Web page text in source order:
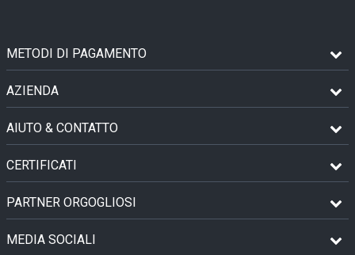
METODI DI PAGAMENTO
AZIENDA
AIUTO & CONTATTO
CERTIFICATI
PARTNER ORGOGLIOSI
MEDIA SOCIALI